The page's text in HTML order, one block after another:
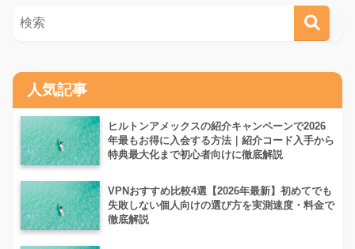
人気記事
ヒルトンアメックスの紹介キャンペーンで2026
年最もお得に入会する方法｜紹介コード入手から
特典最大化まで初心者向けに徹底解説
VPNおすすめ比較4選【2026年最新】初めてでも
失敗しない個人向けの選び方を実測速度・料金で
徹底解説